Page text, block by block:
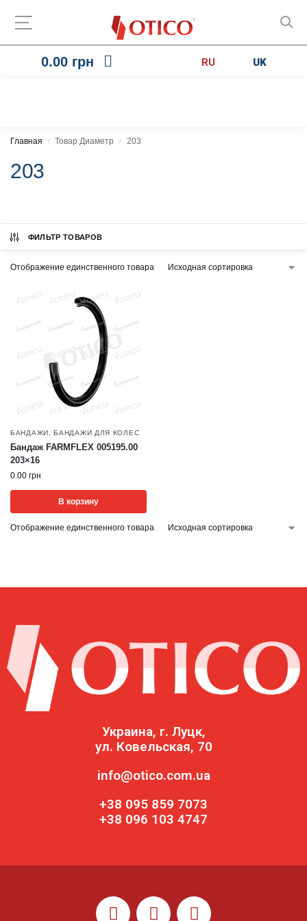
0.00 грн RU UK
Главная / Товар Диаметр / 203
203
ФИЛЬТР ТОВАРОВ
Отображение единственного товара
БАНДАЖИ ,БАНДАЖИ ДЛЯ КОЛЕС
Бандаж FARMFLEX 005195.00
203×16
0.00 грн
В корзину
Отображение единственного товара
Украина, г. Луцк,
ул. Ковельская, 70
info@otico.com.ua
+38 095 859 7073
+38 096 103 4747